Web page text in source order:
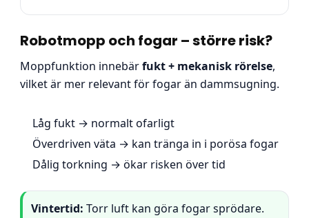
Robotmopp och fogar – större risk?
Moppfunktion innebärfukt + mekanisk rörelse,
vilket är mer relevant för fogar än dammsugning.
Låg fukt → normalt ofarligt
Överdriven väta → kan tränga in i porösa fogar
Dålig torkning → ökar risken över tid
Vintertid: Torr luft kan göra fogar sprödare.